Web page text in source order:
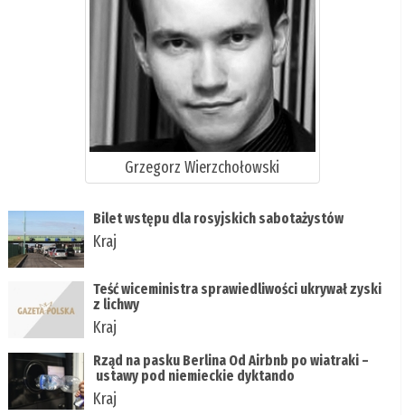
Grzegorz Wierzchołowski
Bilet wstępu dla rosyjskich sabotażystów
Kraj
Teść wiceministra sprawiedliwości ukrywał zyski
z lichwy
Kraj
Rząd na pasku Berlina Od Airbnb po wiatraki –
ustawy pod niemieckie dyktando
Kraj